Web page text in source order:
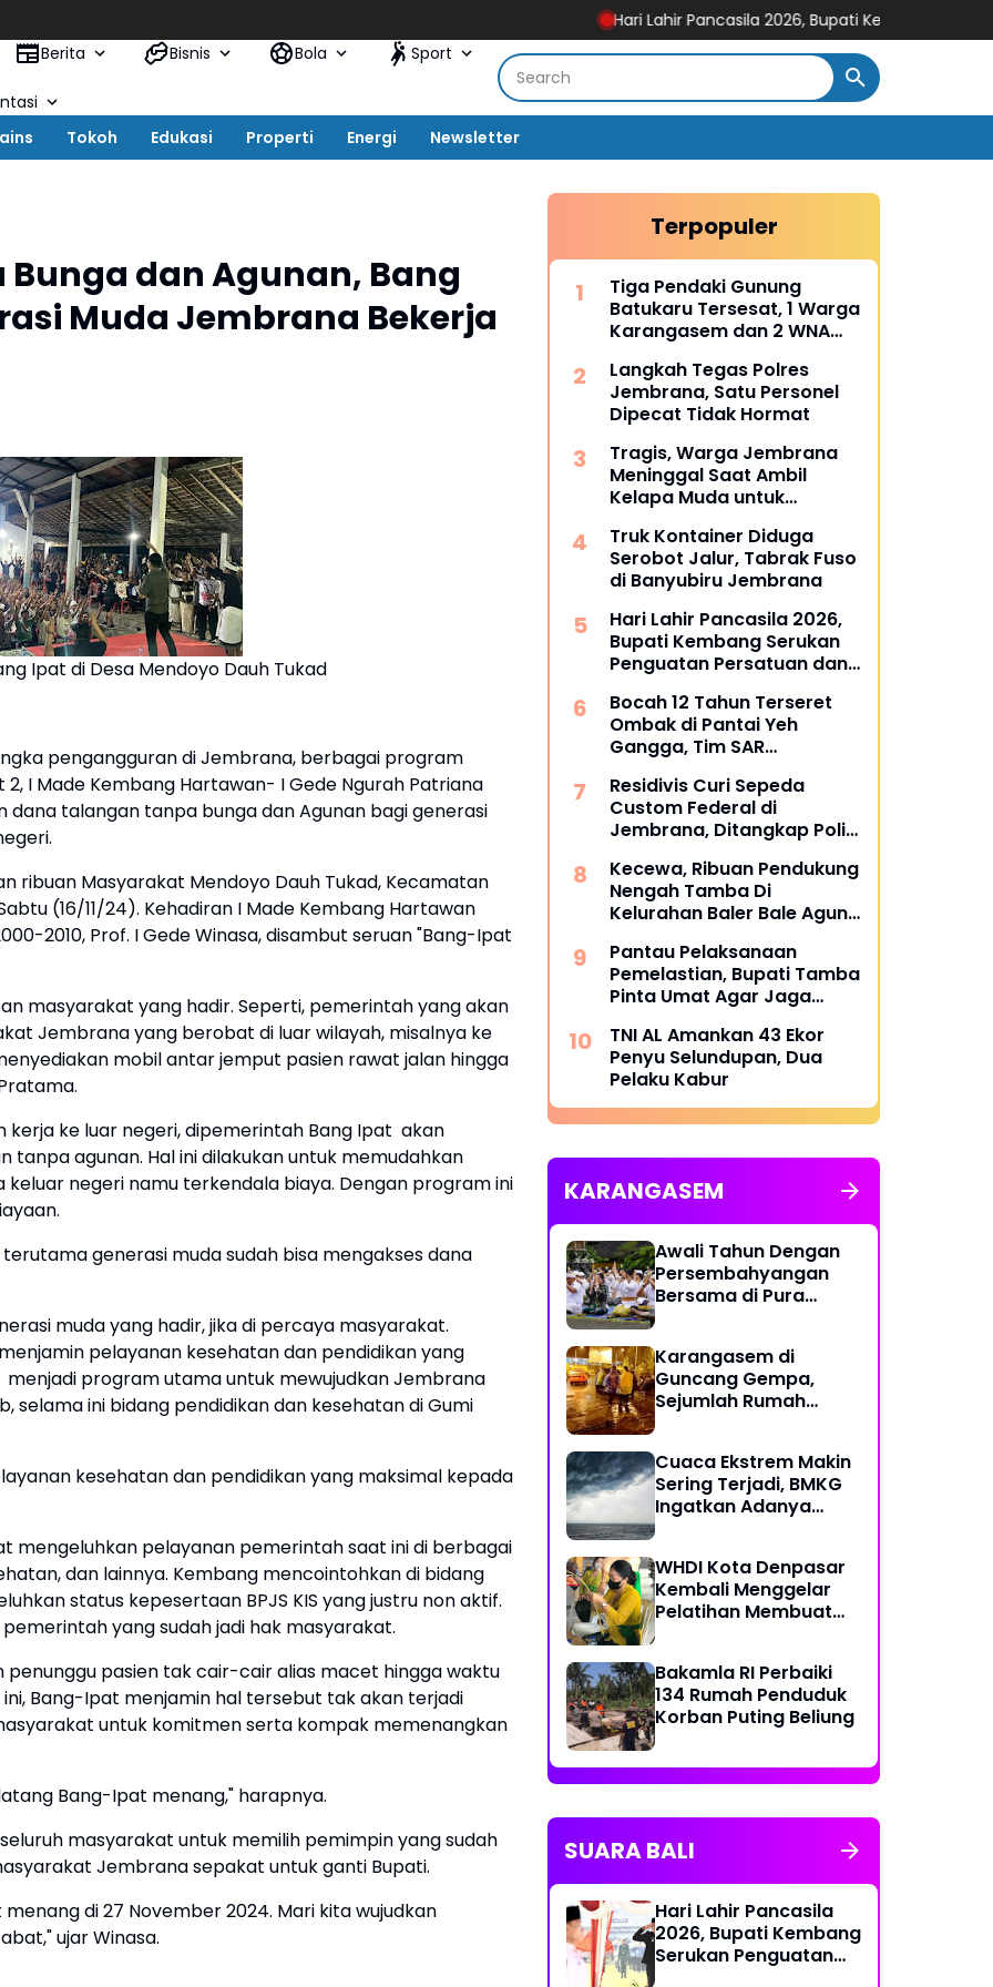
Hari Lahir Pancasila 2026, Bupati Kembang Serukan
Berita
Bisnis Bola Sport
Tokoh Edukasi Properti Energi Newsletter
dan Agunan, Bang
Muda Jembrana Bekerja
Ipat di Desa Mendoyo Dauh Tukad
pengangguran di Jembrana, berbagai program
I Made Kembang Hartawan- I Gede Ngurah Patriana
talangan tanpa bunga dan Agunan bagi generasi
ribuan Masyarakat Mendoyo Dauh Tukad, Kecamatan
(16/11/24). Kehadiran I Made Kembang Hartawan
2010, Prof. I Gede Winasa, disambut seruan "Bang-Ipat
masyarakat yang hadir. Seperti, pemerintah yang akan
Jembrana yang berobat di luar wilayah, misalnya ke
mobil antar jemput pasien rawat jalan hingga
kerja ke luar negeri, dipemerintah Bang Ipat akan
agunan. Hal ini dilakukan untuk memudahkan
negeri namu terkendala biaya. Dengan program ini
generasi muda sudah bisa mengakses dana
muda yang hadir, jika di percaya masyarakat.
pelayanan kesehatan dan pendidikan yang
program utama untuk mewujudkan Jembrana
selama ini bidang pendidikan dan kesehatan di Gumi
kesehatan dan pendidikan yang maksimal kepada
mengeluhkan pelayanan pemerintah saat ini di berbagai
dan lainnya. Kembang mencointohkan di bidang
status kepesertaan BPJS KIS yang justru non aktif.
yang sudah jadi hak masyarakat.
pasien tak cair-cair alias macet hingga waktu
Bang-Ipat menjamin hal tersebut tak akan terjadi
untuk komitmen serta kompak memenangkan
Bang-Ipat menang," harapnya.
masyarakat untuk memilih pemimpin yang sudah
Jembrana sepakat untuk ganti Bupati.
di 27 November 2024. Mari kita wujudkan
ujar Winasa.
Terpopuler
Tiga Pendaki Gunung
Batukaru Tersesat, 1 Warga
Karangasem dan 2 WNA
Tim SAR Gabungan
Langkah Tegas Polres
Jembrana, Satu Personel
Dipecat Tidak Hormat
Tragis, Warga Jembrana
Meninggal Saat Ambil
Kelapa Muda untuk
Truk Kontainer Diduga
Serobot Jalur, Tabrak Fuso
di Banyubiru Jembrana
Hari Lahir Pancasila 2026,
Bupati Kembang Serukan
Penguatan Persatuan dan
Tantangan Global
Bocah 12 Tahun Terseret
Ombak di Pantai Yeh
Gangga, Tim SAR
Pesisir
Residivis Curi Sepeda
Custom Federal di
Jembrana, Ditangkap Polisi
Kecewa, Ribuan Pendukung
Nengah Tamba Di
Kelurahan Baler Bale Agung
Pantau Pelaksanaan
Pemelastian, Bupati Tamba
Pinta Umat Agar Jaga
TNI AL Amankan 43 Ekor
Penyu Selundupan, Dua
Pelaku Kabur
KARANGASEM
Awali Tahun Dengan
Persembahyangan
Bersama di Pura
Karangasem di
Guncang Gempa,
Sejumlah Rumah
Cuaca Ekstrem Makin
Sering Terjadi, BMKG
Ingatkan Adanya
WHDI Kota Denpasar
Kembali Menggelar
Pelatihan Membuat
Bakamla RI Perbaiki
134 Rumah Penduduk
Korban Puting Beliung
SUARA BALI
Hari Lahir Pancasila
2026, Bupati Kembang
Serukan Penguatan